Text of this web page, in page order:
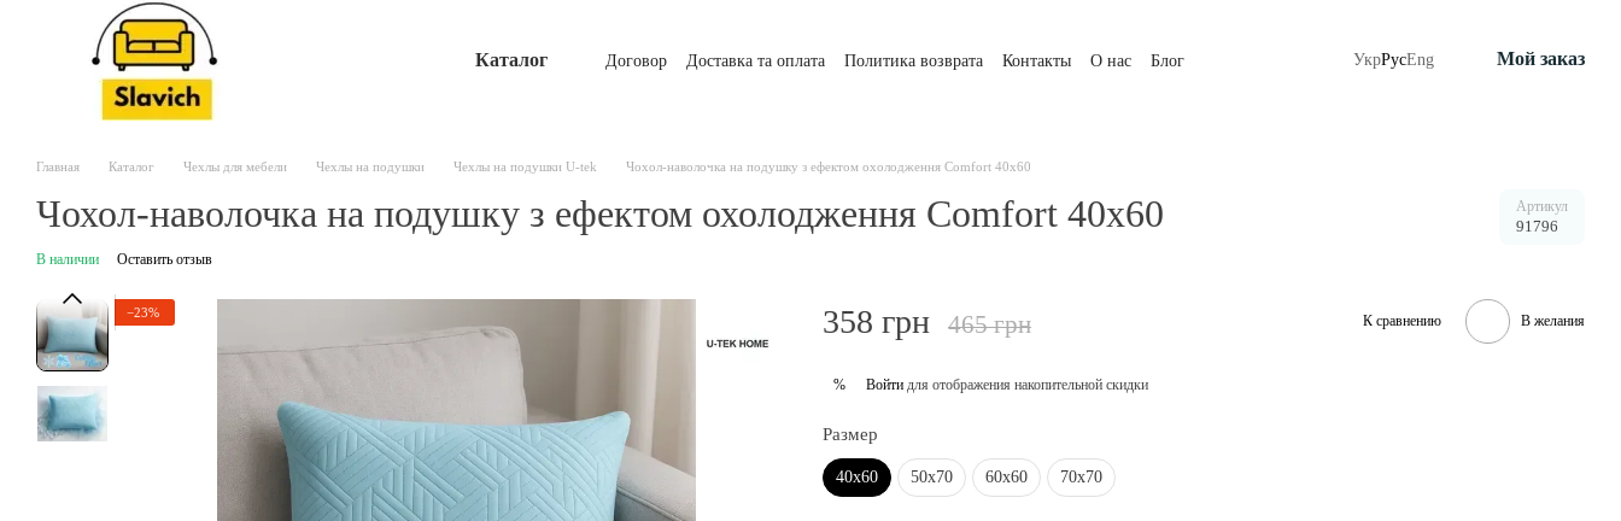
Перейти к основному контенту
Каталог Договор Доставка та оплата Политика возврата Контакты О нас Блог УкрРусEng Мой заказ
Главная Каталог Чехлы для мебели Чехлы на подушки Чехлы на подушки U-tek Чохол-наволочка на подушку з ефектом охолодження Comfort 40x60
Чохол-наволочка на подушку з ефектом охолодження Comfort 40x60 Артикул
91796
В наличии Оставить отзыв
−23% 358 грн 465 грн К сравнению В желания
% Войти для отображения накопительной скидки
Размер
40х60 50х70 60х60 70х70